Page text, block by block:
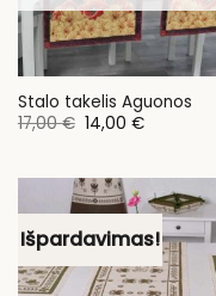
Stalo takelis Aguonos
17,00€ Original
price
14,00 €Current
Išpardavimas!